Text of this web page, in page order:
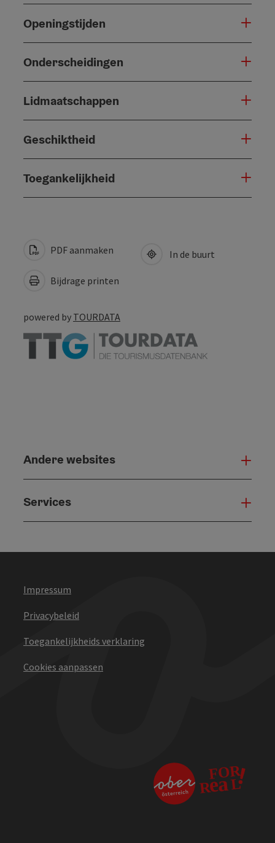
Openingstijden
Onderscheidingen
Lidmaatschappen
Geschiktheid
Toegankelijkheid
PDF aanmaken
Bijdrage printen
In de buurt
powered by TOURDATA
Andere websites
Services
Impressum
Privacybeleid
Toegankelijkheids verklaring
Cookies aanpassen